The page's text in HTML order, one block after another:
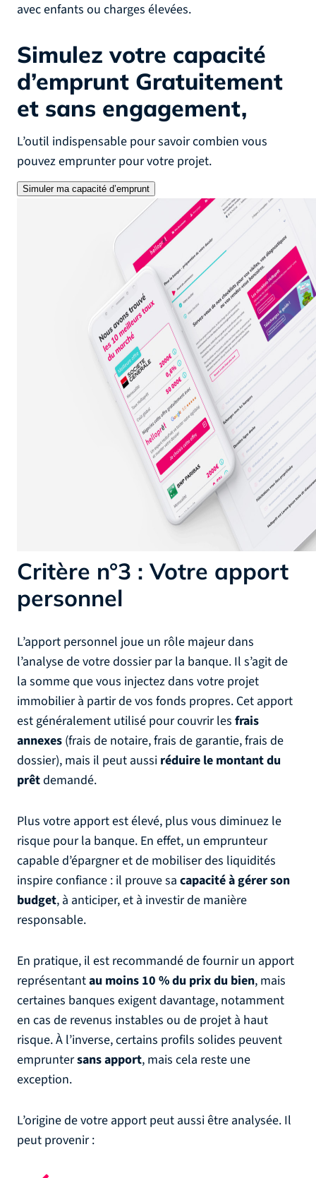
avec enfants ou charges élevées.
Simulez votre capacité
d’emprunt Gratuitement
et sans engagement,
L’outil indispensable pour savoir combien vous
pouvez emprunter pour votre projet.
Simuler ma capacité d’emprunt
Critère n°3 : Votre apport
personnel
L’apport personnel joue un rôle majeur dans
l’analyse de votre dossier par la banque. Il s’agit de
la somme que vous injectez dans votre projet
immobilier à partir de vos fonds propres. Cet apport
est généralement utilisé pour couvrir les frais
annexes (frais de notaire, frais de garantie, frais de
dossier), mais il peut aussi réduire le montant du
prêtdemandé.
Plus votre apport est élevé, plus vous diminuez le
risque pour la banque. En effet, un emprunteur
capable d’épargner et de mobiliser des liquidités
inspire confiance : il prouve sa capacité à gérer son
budget, à anticiper, et à investir de manière
responsable.
En pratique, il est recommandé de fournir un apport
représentantau moins 10 % du prix du bien, mais
certaines banques exigent davantage, notamment
en cas de revenus instables ou de projet à haut
risque. À l’inverse, certains profils solides peuvent
empruntersans apport, mais cela reste une
exception.
L’origine de votre apport peut aussi être analysée. Il
peut provenir :